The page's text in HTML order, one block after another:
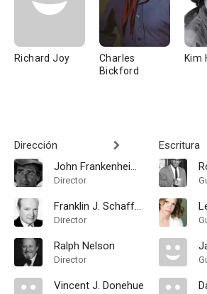
Richard Joy
Charles
Bickford
Kim
Dirección
John Frankenheimer
Director
Franklin J. Schaffner
Director
Ralph Nelson
Director
Vincent J. Donehue
Escritura